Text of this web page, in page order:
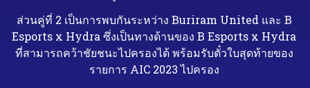
ส่วนคู่ที่ 2 เป็นการพบกันระหว่าง Buriram United และ B
Esports x Hydra ซึ่งเป็นทางด้านของ B Esports x Hydra
ที่สามารถคว้าชัยชนะไปครองได้ พร้อมรับตั๋วใบสุดท้ายของ
รายการ AIC 2023 ไปครอง